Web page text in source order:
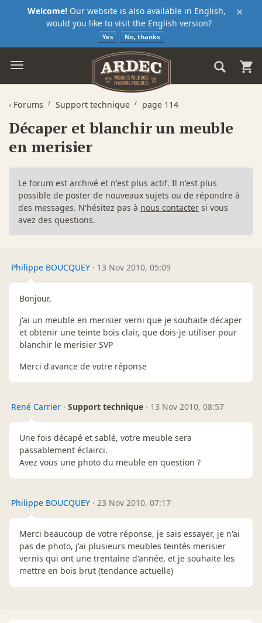
×
Welcome! Our website is also available in English,
would you like to visit the English version?
Yes No, thanks
‹ Forums Support technique page 114
Décaper et blanchir un meuble
en merisier
Le forum est archivé et n'est plus actif. Il n'est plus
possible de poster de nouveaux sujets ou de répondre à
des messages. N'hésitez pas à nous contacter si vous
avez des questions.
Philippe BOUCQUEY · 13 Nov 2010, 05:09
Bonjour,
j'ai un meuble en merisier verni que je souhaite décaper
et obtenir une teinte bois clair, que dois-je utiliser pour
blanchir le merisier SVP
Merci d'avance de votre réponse
René Carrier · Support technique · 13 Nov 2010, 08:57
Une fois décapé et sablé, votre meuble sera
passablement éclairci.
Avez vous une photo du meuble en question ?
Philippe BOUCQUEY · 23 Nov 2010, 07:17
Merci beaucoup de votre réponse, je sais essayer, je n'ai
pas de photo, j'ai plusieurs meubles teintés merisier
vernis qui ont une trentaine d'année, et je souhaite les
mettre en bois brut (tendance actuelle)